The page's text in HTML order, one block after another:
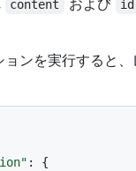
content および id
ョンを実行すると
:
{